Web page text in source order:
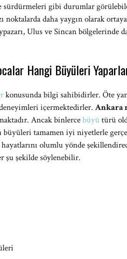
sürdürmeleri gibi durumlar
noktalarda daha yaygın olarak
Ulus ve Sincan bölgelerinde
Hangi Büyüleri
konusunda bilgi sahibidirler. Öte
içermektedirler. Ankara
Ancak binlercebüyü türü
büyüleri tamamen iyi niyetlerle
hayatlarını olumlu yönde
şu şekilde söylenebilir.